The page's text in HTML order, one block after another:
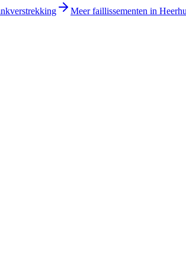
Meer faillissementen in